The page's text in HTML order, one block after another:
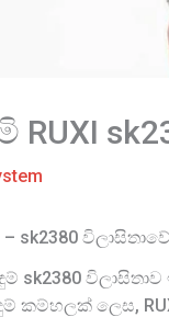
– sk2380
sk2380
කම්හලක් ලෙස,